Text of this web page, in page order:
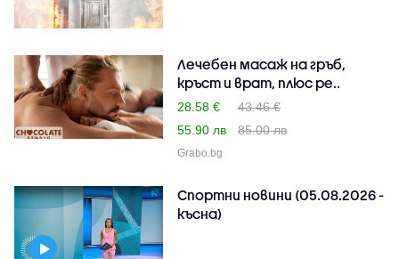
Лечебен масаж на гръб,
кръст и врат, плюс ре..
28.58 €
43.46 €
55.90 лв
85.00 лв
Grabo.bg
Спортни новини (05.08.2026 -
късна)